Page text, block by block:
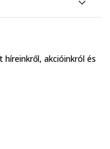
akcióinkról és